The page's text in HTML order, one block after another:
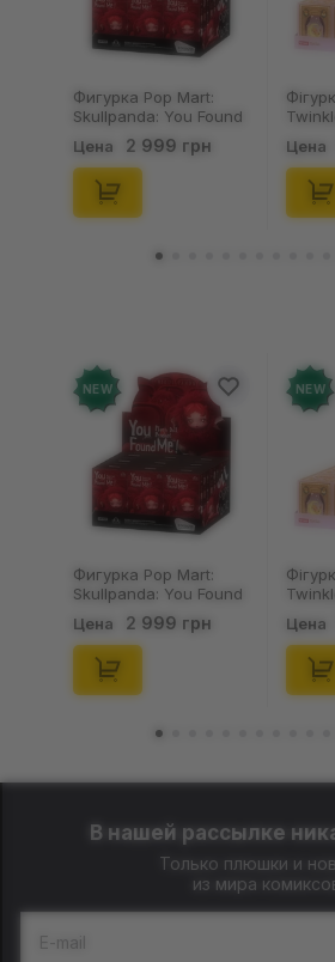
Фигурка Pop Mart:
Skullpanda: You Found
Me!: Plush Doll Pendant
Series (Blind Box: 1 з
10) (Secret Edition),
(29347)
Цена 2 999 грн
Up:
(Blind
(21372)
Цена
NEW
Фигурка Pop Mart:
Skullpanda: You Found
Me!: Plush Doll Pendant
Series (Blind Box: 1 з
10) (Secret Edition),
(29347)
Цена 2 999 грн
NEW
Up:
(Blind
(21372)
Цена
В нашей рассылке
Только плюшки и
из мира
E-mail